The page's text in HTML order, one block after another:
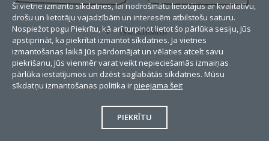
Noteikumi
Šī vietne izmanto sīkdatnes, lai nodrošinātu lietotājus ar kvalitatīvu,
drošu un lietotāju vajadzībām un interesēm atbilstošu saturu.
Nospiežot pogu Piekrītu, kā arī turpinot lietot šo pārlūka sesiju, Jūs
apstiprināt, ka piekrītat izmantot sīkdatnes. Ja vietnes
izmantošanas laikā Jūs pārdomājat un vēlaties atcelt savu
piekrišanu, Jūs vienmēr varat veikt nepieciešamās izmaiņas
pārlūka iestatījumos un dzēst saglabātās sīkdatnes. Mūsu
sīkdatņu izmantošanas politika ir pieejama šeit
PIEKRĪTU